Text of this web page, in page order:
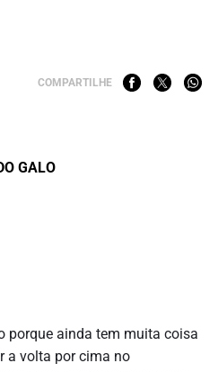
COMPARTILHE
GALO
porque ainda tem muita coisa
a volta por cima no